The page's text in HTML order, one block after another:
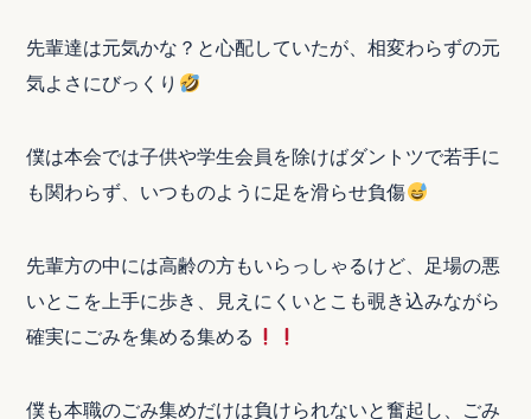
先輩達は元気かな？と心配していたが、相変わらずの元
気よさにびっくり
僕は本会では子供や学生会員を除けばダントツで若手に
も関わらず、いつものように足を滑らせ負傷
先輩方の中には高齢の方もいらっしゃるけど、足場の悪
いとこを上手に歩き、見えにくいとこも覗き込みながら
確実にごみを集める集める
僕も本職のごみ集めだけは負けられないと奮起し、ごみ